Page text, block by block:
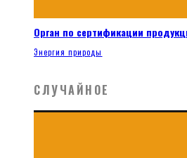
Орган по сертификации
Энергия природы
СЛУЧАЙНОЕ